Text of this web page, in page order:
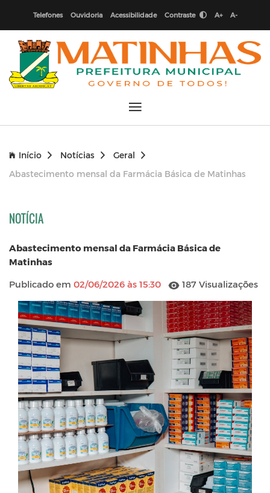
Telefones Ouvidoria Acessibilidade Contraste A+ A-
Início Notícias
Geral
Abastecimento mensal da Farmácia Básica de Matinhas
NOTÍCIA
Abastecimento mensal da Farmácia Básica de
Matinhas
Publicado em 02/06/2026 às 15:30 187 Visualizações